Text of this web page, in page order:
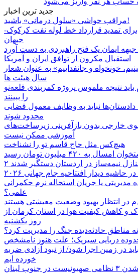
جدید ترین اخبار
مراقب حواشی «سلول درمانی» باشید!
تمدید قرارداد خط لوله نفت کرکوک-
جیهان
جبهه ایمان یک فتح راهبردی به دست آورد
استقبال مکرون از توافق ایران و آمریکا
خونخواه و جانفداییم» به عنوان شعار
سال هیئت ها
نتیجه ملموس پروژه کمربندی قلعه‌نو
را ببینند
نباید به وظایف معمول قضایی
محدود شوند
خارجی بدون بازآفرینی زیرساخت‌های
آموزشی ممکن نیست
هیچ‌کس مثل حاج قاسم تو را نشناخت
۴۲۰ میلیون تومان رسید
نیمه‌ساز در اردستان دستگیر شدند
دیدار افتتاحیه جام جهانی ۲۰۲۶
مدیریتی یا جریان استحاله نرم حکمرانی
علمی؟
در انتظار بهبود وضعیت معیشتی هستند
و کاهش کیفیت هوا در استان کرمان از
روز یکشنبه
مناطق حادثه‌دیده جنگ را مدیریت کرد؟
دریایی سیریک؛ علت هنوز نامشخص
در زمین اجرا شود/ از نبود آزادی ضربه
خورده ایم
در جنوب لبنان